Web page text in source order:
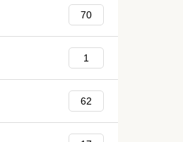
70
1
62